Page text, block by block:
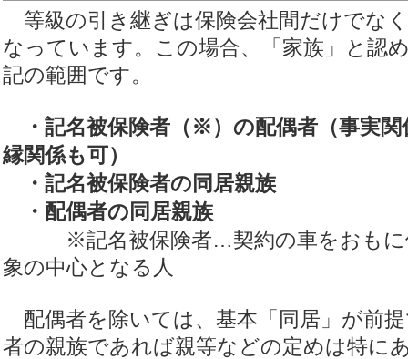
等級の引き継ぎは保険会社間だけでな
なっています。この場合、「家族」と認
記の範囲です。
・記名被保険者（※）の配偶者（事実
縁関係も可）
・記名被保険者の同居親族
・配偶者の同居親族
※記名被保険者…契約の車をおもに
象の中心となる人
配偶者を除いては、基本「同居」が前
者の親族であれば親等などの定めは特に